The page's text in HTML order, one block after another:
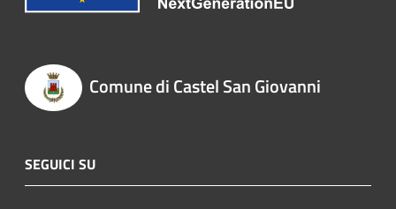
Comune di Castel San Giovanni
SEGUICI SU